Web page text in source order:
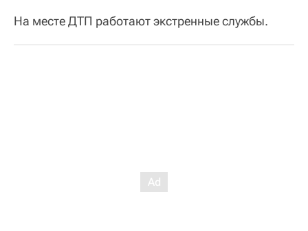
На месте ДТП работают экстренные службы.